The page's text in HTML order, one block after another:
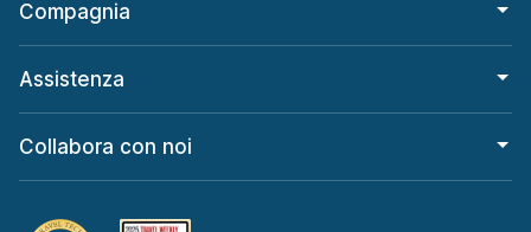
Compagnia
Assistenza
Collabora con noi